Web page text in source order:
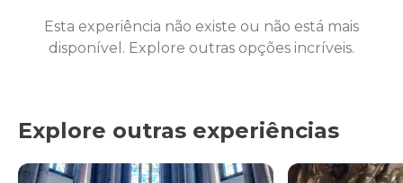
Esta experiência não existe ou não está mais
disponível. Explore outras opções incríveis.
Explore outras experiências